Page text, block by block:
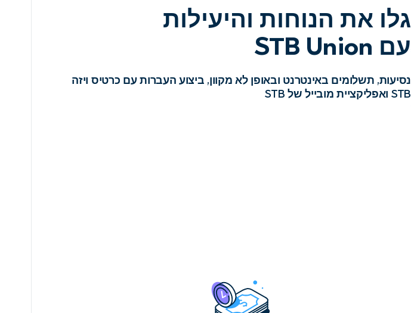
גלו את הנוחות והיעילות
עם STB Union
נסיעות, תשלומים באינטרנט ובאופן לא מקוון, ביצוע העברות עם כרטיס ויזה
STB ואפליקציית מובייל של STB